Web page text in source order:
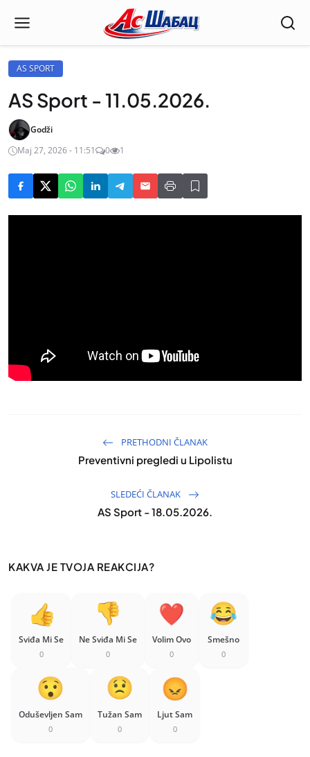
AS SPORT
AS Sport - 11.05.2026.
Godži
Maj 27, 2026 - 11:51
0 1
PRETHODNI ČLANAK
Preventivni pregledi u Lipolistu
SLEDEĆI ČLANAK
AS Sport - 18.05.2026.
KAKVA JE TVOJA REAKCIJA?
Sviđa Mi Se
0
Ne Sviđa Mi Se
0
Volim Ovo
0
Smešno
0
Oduševljen Sam
0
Tužan Sam
0
Ljut Sam
0